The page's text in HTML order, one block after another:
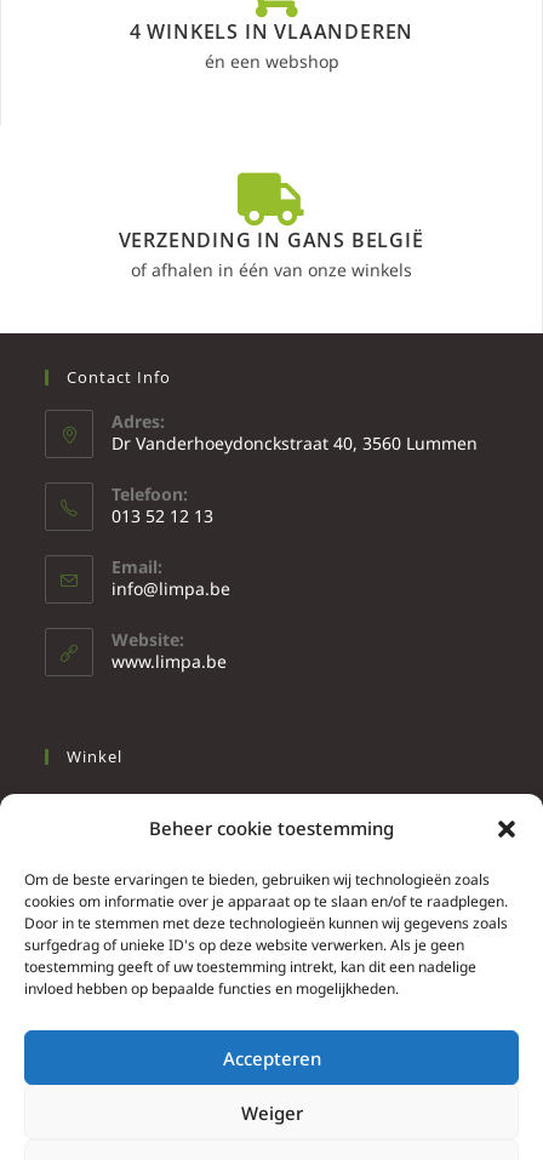
Beheer cookie toestemming
Om de beste ervaringen te bieden, gebruiken wij technologieën zoals
cookies om informatie over je apparaat op te slaan en/of te raadplegen.
Door in te stemmen met deze technologieën kunnen wij gegevens zoals
surfgedrag of unieke ID's op deze website verwerken. Als je geen
toestemming geeft of uw toestemming intrekt, kan dit een nadelige
invloed hebben op bepaalde functies en mogelijkheden.
Accepteren
Weiger
4 WINKELS IN VLAANDEREN
én een webshop
VERZENDING IN GANS BELGIË
of afhalen in één van onze winkels
Contact Info
Adres:
Dr Vanderhoeydonckstraat 40, 3560 Lummen
Telefoon:
013 52 12 13
Email:
info@limpa.be
Website:
www.limpa.be
Winkel
Wonen
Info
Contacteer ons